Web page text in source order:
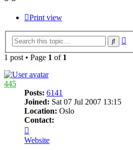
Print view
Search
1 post • Page 1 of 1
445
Posts: 6141
Joined: Sat 07 Jul 2007 13:15
Location: Oslo
Contact:
445
Website